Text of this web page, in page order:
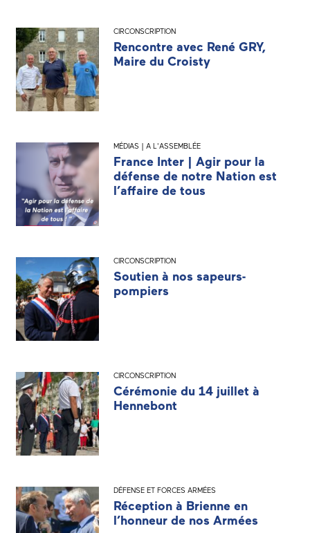
CIRCONSCRIPTION
Rencontre avec René GRY,
Maire du Croisty
MÉDIAS | A L'ASSEMBLÉE
France Inter | Agir pour la
défense de notre Nation est
l’affaire de tous
CIRCONSCRIPTION
Soutien à nos sapeurs-
pompiers
CIRCONSCRIPTION
Cérémonie du 14 juillet à
Hennebont
DÉFENSE ET FORCES ARMÉES
Réception à Brienne en
l’honneur de nos Armées